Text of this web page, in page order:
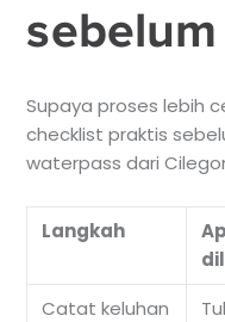
Supaya proses lebih
checklist praktis
waterpass dari
Langkah
Catat keluhan